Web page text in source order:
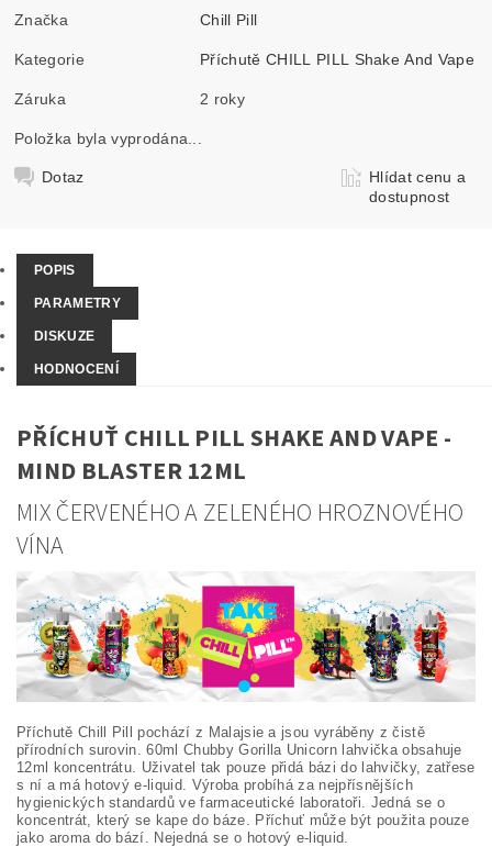
Značka Chill Pill
Kategorie Příchutě CHILL PILL Shake And Vape
Záruka 2 roky
Položka byla vyprodána...
Dotaz
Hlídat cenu a
dostupnost
POPIS
PARAMETRY
DISKUZE
HODNOCENÍ
PŘÍCHUŤ CHILL PILL SHAKE AND VAPE -
MIND BLASTER 12ML
MIX ČERVENÉHO A ZELENÉHO HROZNOVÉHO
VÍNA
Příchutě Chill Pill pochází z Malajsie a jsou vyráběny z čistě
přírodních surovin. 60ml Chubby Gorilla Unicorn lahvička obsahuje
12ml koncentrátu. Uživatel tak pouze přidá bázi do lahvičky, zatřese
s ní a má hotový e-liquid. Výroba probíhá za nejpřísnějších
hygienických standardů ve farmaceutické laboratoři. Jedná se o
koncentrát, který se kape do báze. Příchuť může být použita pouze
jako aroma do bází. Nejedná se o hotový e-liquid.